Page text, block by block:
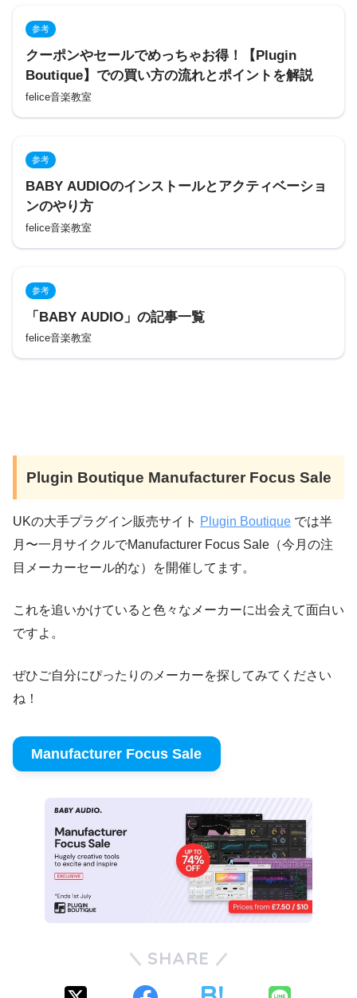
参考
クーポンやセールでめっちゃお得！【Plugin
Boutique】での買い方の流れとポイントを解説
felice音楽教室
参考
BABY AUDIOのインストールとアクティベーショ
ンのやり方
felice音楽教室
参考
「BABY AUDIO」の記事一覧
felice音楽教室
Plugin Boutique Manufacturer Focus Sale
UKの大手プラグイン販売サイト Plugin Boutique では半
月〜一月サイクルでManufacturer Focus Sale（今月の注
目メーカーセール的な）を開催してます。
これを追いかけていると色々なメーカーに出会えて面白い
ですよ。
ぜひご自分にぴったりのメーカーを探してみてください
ね！
Manufacturer Focus Sale
SHARE